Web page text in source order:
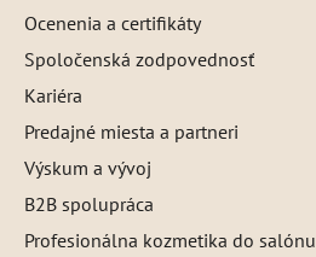
Ocenenia a certifikáty
Spoločenská zodpovednosť
Kariéra
Predajné miesta a partneri
Výskum a vývoj
B2B spolupráca
Profesionálna kozmetika do salónu